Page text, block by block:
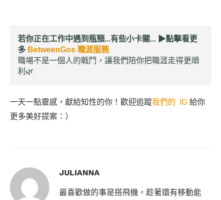
若你正在工作中遇到瓶頸...有些小卡關... ▶︎點擊看更
多 BetweenGos 職涯服務
職場不是一個人的戰鬥，讓我們陪你把職涯走得更順
利🌿
一天一點靈感，獻給知性的你！歡迎追蹤我們的 IG 給你
更多美好提案：）
JULIANNA
最喜歡做的事是搭飛機，趁著還有移動能